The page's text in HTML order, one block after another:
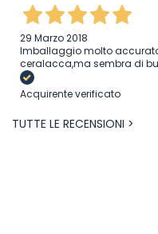
29 Marzo 2018
Imballaggio molto
ceralacca,ma sembra di
Acquirente verificato
TUTTE LE RECENSIONI >